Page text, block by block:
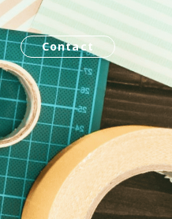
Contact